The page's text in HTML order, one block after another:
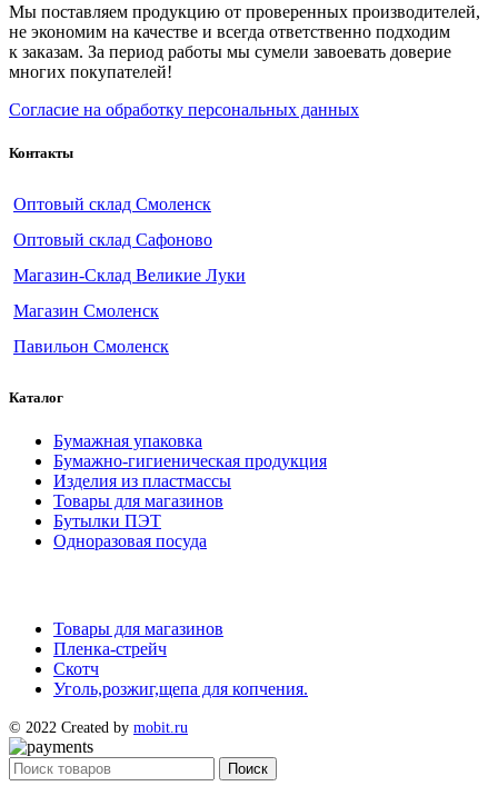
Мы поставляем продукцию от проверенных производителей,
не экономим на качестве и всегда ответственно подходим
к заказам. За период работы мы сумели завоевать доверие
многих покупателей!
Согласие на обработку персональных данных
Контакты
Оптовый склад Смоленск
Оптовый склад Сафоново
Магазин-Склад Великие Луки
Магазин Смоленск
Павильон Смоленск
Каталог
Бумажная упаковка
Бумажно-гигиеническая продукция
Изделия из пластмассы
Товары для магазинов
Бутылки ПЭТ
Одноразовая посуда
Товары для магазинов
Пленка-стрейч
Скотч
Уголь,розжиг,щепа для копчения.
© 2022 Created by mobit.ru
Поиск